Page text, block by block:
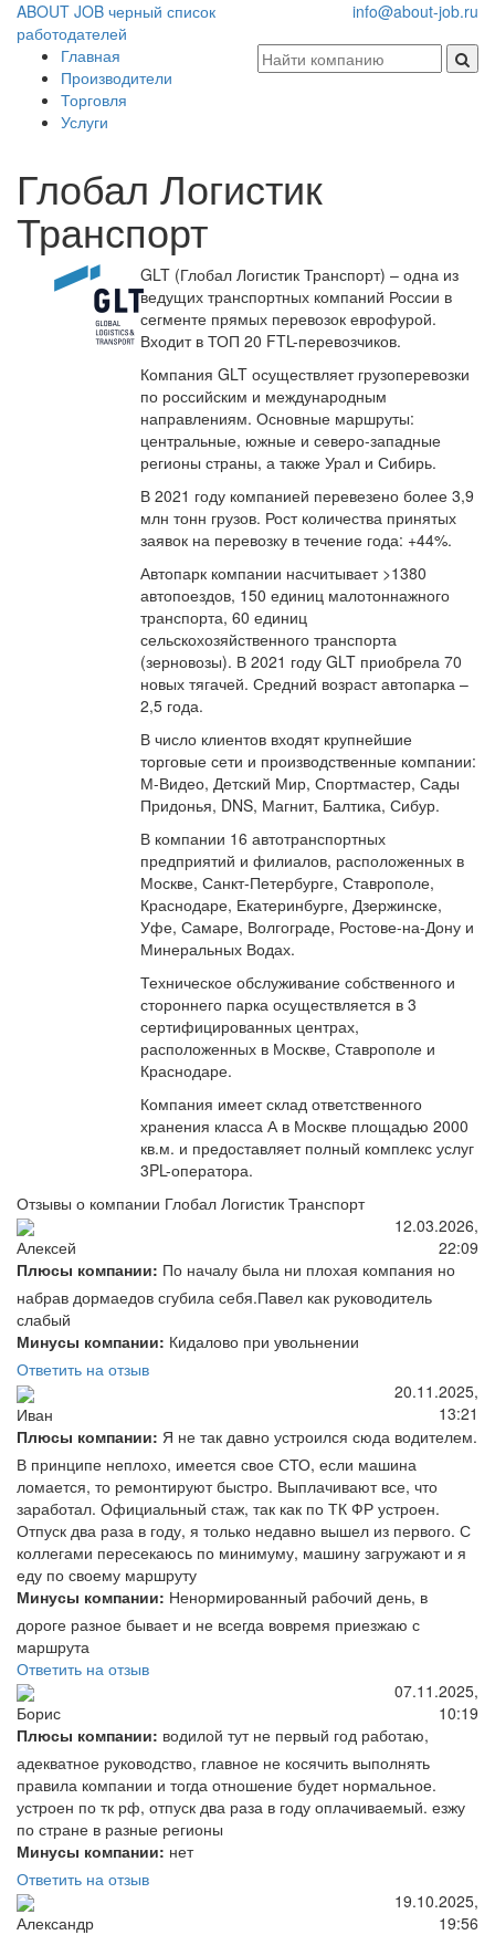
ABOUT JOB черный список
работодателей
info@about-job.ru
Главная
Производители
Торговля
Услуги
Глобал Логистик
Транспорт
GLT (Глобал Логистик Транспорт) – одна из
ведущих транспортных компаний России в
сегменте прямых перевозок еврофурой.
Входит в ТОП 20 FTL-перевозчиков.
Компания GLT осуществляет грузоперевозки
по российским и международным
направлениям. Основные маршруты:
центральные, южные и северо-западные
регионы страны, а также Урал и Сибирь.
В 2021 году компанией перевезено более 3,9
млн тонн грузов. Рост количества принятых
заявок на перевозку в течение года: +44%.
Автопарк компании насчитывает >1380
автопоездов, 150 единиц малотоннажного
транспорта, 60 единиц
сельскохозяйственного транспорта
(зерновозы). В 2021 году GLT приобрела 70
новых тягачей. Средний возраст автопарка –
2,5 года.
В число клиентов входят крупнейшие
торговые сети и производственные компании:
М-Видео, Детский Мир, Спортмастер, Сады
Придонья, DNS, Магнит, Балтика, Сибур.
В компании 16 автотранспортных
предприятий и филиалов, расположенных в
Москве, Санкт-Петербурге, Ставрополе,
Краснодаре, Екатеринбурге, Дзержинске,
Уфе, Самаре, Волгограде, Ростове-на-Дону и
Минеральных Водах.
Техническое обслуживание собственного и
стороннего парка осуществляется в 3
сертифицированных центрах,
расположенных в Москве, Ставрополе и
Краснодаре.
Компания имеет склад ответственного
хранения класса А в Москве площадью 2000
кв.м. и предоставляет полный комплекс услуг
3PL-оператора.
Отзывы о компании Глобал Логистик Транспорт
Алексей
12.03.2026,
22:09
Плюсы компании: По началу была ни плохая компания но
набрав дормаедов сгубила себя.Павел как руководитель
слабый
Минусы компании: Кидалово при увольнении
Ответить на отзыв
Иван
20.11.2025,
13:21
Плюсы компании: Я не так давно устроился сюда водителем.
В принципе неплохо, имеется свое СТО, если машина
ломается, то ремонтируют быстро. Выплачивают все, что
заработал. Официальный стаж, так как по ТК ФР устроен.
Отпуск два раза в году, я только недавно вышел из первого. С
коллегами пересекаюсь по минимуму, машину загружают и я
еду по своему маршруту
Минусы компании: Ненормированный рабочий день, в
дороге разное бывает и не всегда вовремя приезжаю с
маршрута
Ответить на отзыв
Борис
07.11.2025,
10:19
Плюсы компании: водилой тут не первый год работаю,
адекватное руководство, главное не косячить выполнять
правила компании и тогда отношение будет нормальное.
устроен по тк рф, отпуск два раза в году оплачиваемый. езжу
по стране в разные регионы
Минусы компании: нет
Ответить на отзыв
Александр
19.10.2025,
19:56